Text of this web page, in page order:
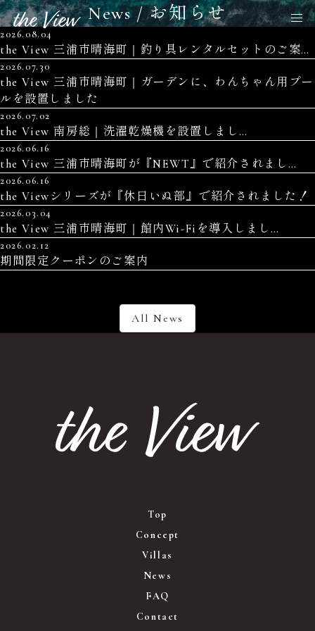
News / お知らせ
2026.08.04
the View 三浦市晴海町｜釣り具レンタルセットのご案内
2026.07.30
the View 三浦市晴海町｜ガーデンに、わんちゃん用プー
ルを設置しました
2026.07.02
the View 南房総｜洗濯乾燥機を設置しました
2026.06.16
the View 三浦市晴海町が『NEWT』で紹介されました
2026.06.16
the Viewシリーズが『休日いぬ部』で紹介されました！
2026.03.04
the View 三浦市晴海町｜館内Wi-Fiを導入しました
2026.02.12
期間限定クーポンのご案内
All News
Top
Concept
Villas
News
FAQ
Contact